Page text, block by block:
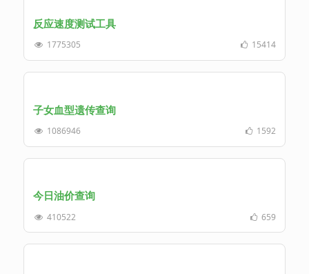
反应速度测试工具
1775305 15414
子女血型遗传查询
1086946 1592
今日油价查询
410522 659